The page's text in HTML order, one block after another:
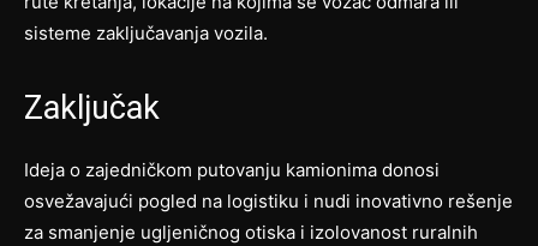
sisteme zaključavanja vozila.
Zaključak
Ideja o zajedničkom putovanju kamionima donosi
osvežavajući pogled na logistiku i nudi inovativno rešenje
za smanjenje ugljeničnog otiska i izolovanost ruralnih